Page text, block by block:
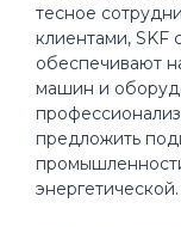
тесное
клиентами, SKF
обеспечивают
машин и
предложить
энергетической.